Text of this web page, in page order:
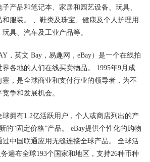
产品和笔记本、家居和园艺设备、玩具、
服装。 、鞋类及珠宝、健康及个人护理用
具、汽车及工业产品等。
，英文 Bay，易趣网，eBay）是一个在线拍
各地的人们在线买卖物品。 1995年9月成
，是全球商业和支付行业的领导者，为不
争和发展机会。
球拥有1.2亿活跃用户，个人或商店列出的产
的“固定价格”产品。 eBay提供个性化的购物
中国联通应用无缝连接全球产品。 全球活
遍布全球193个国家和地区，支持26种币种